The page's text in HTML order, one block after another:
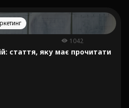
1042
стаття, яку має прочитати